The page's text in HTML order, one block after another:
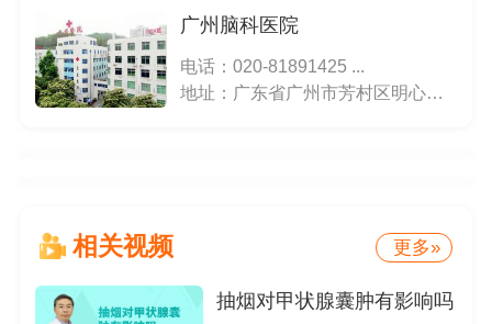
广州脑科医院
电话： 020-81891425 ...
地址：广东省广州市芳村区明心路36号
相关视频 更多»
抽烟对甲状腺囊肿有影响吗